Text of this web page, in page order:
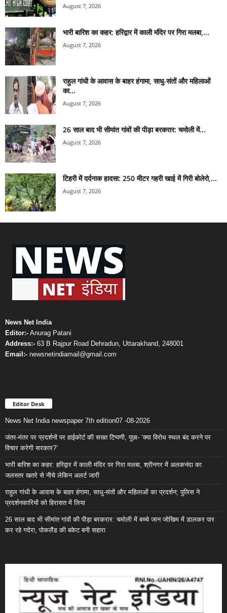
August 7, 2026
भारी बारिश का कहर: हरिद्वार में काली मंदिर पर गिरा मलबा,...
August 7, 2026
राहुल गांधी के आवास के बाहर हंगामा, साधु-संतों और महिलाओं
का...
August 7, 2026
26 साल बाद भी सीमांत गांवों की पीड़ा बरकरार: चमोली में...
August 7, 2026
टिहरी में दर्दनाक हादसा: 250 मीटर गहरी खाई में गिरी बोलेरो,...
August 7, 2026
News Net India
Editor:- Anurag Patani
Address:- 63 B Rajpur Road Dehradun, Uttarakhand, 248001
Email:- newsnetindiamail@gmail.com
Editor Desk
News Net India newspaper 7th edition07 -08-2026
जंतर-मंतर पर प्रदर्शनों पर हाईकोर्ट की सख्त टिप्पणी, पूछा- ‘क्या विरोध स्थल बंद करने पर
विचार करेगी सरकार?’
भारी बारिश का कहर: हरिद्वार में काली मंदिर पर गिरा मलबा, श्रीनगर में अलकनंदा का
जलस्तर खतरे से नीचे लेकिन अलर्ट जारी
राहुल गांधी के आवास के बाहर हंगामा, साधु-संतों और महिलाओं का प्रदर्शन; पुलिस ने
प्रदर्शनकारियों को हिरासत में लिया
26 साल बाद भी सीमांत गांवों की पीड़ा बरकरार: चमोली में बच्चे जान जोखिम में डालकर पार
कर रहे गदेरा, पोकलैंड की बकेट बनी सहारा